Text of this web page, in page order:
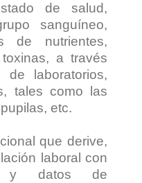
de salud,
sanguíneo,
de nutrientes,
a través
laboratorios,
tales como las
etc.
que derive,
laboral con
y datos de